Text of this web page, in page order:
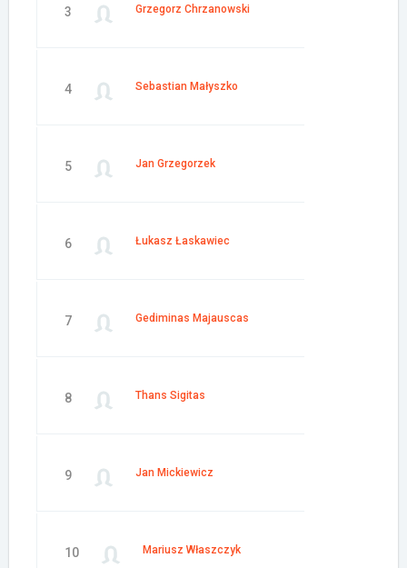
3 Grzegorz Chrzanowski
4 Sebastian Małyszko
5 Jan Grzegorzek
6 Łukasz Łaskawiec
7 Gediminas Majauscas
8 Thans Sigitas
9 Jan Mickiewicz
10 Mariusz Właszczyk